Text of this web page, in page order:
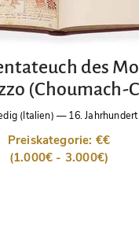
des
(Choumach-
(Italien) —16. Jahrhundert
Preiskategorie: €€
(1.000€ - 3.000€)